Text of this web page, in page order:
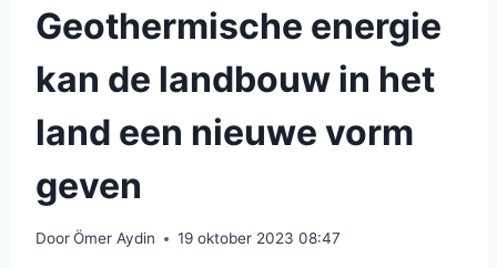
Geothermische energie
kan de landbouw in het
land een nieuwe vorm
geven
DoorÖmer Aydin 19 oktober 2023 08:47